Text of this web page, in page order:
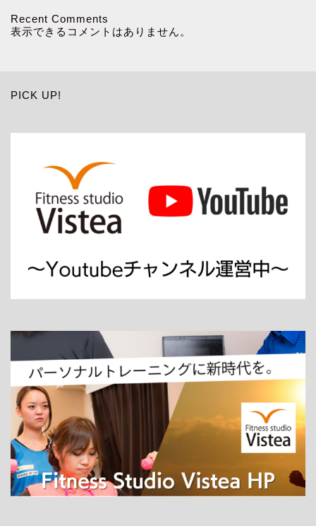
Recent Comments
表示できるコメントはありません。
PICK UP!
ホーム
パーソナルトレーニング
ダイエット